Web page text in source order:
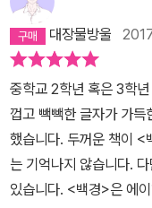
죽는다. 나는 지금 가장
타벅, 나는 이제 늙었네.
님! 고귀하신 분이여, 가
사나이가 울고 있습니다.
니다!”p910에이해브의
속시켜 '행동'이 가열되
지나고 바닷새와 지고 뜨
그 바닷속의 생명을 보
에 말려들어 파멸하는
을 읽은적은 있지만 이정
좋고 번역도 잘된 책이다
를 포기하지 않는 선장
는인간군상등의 욕망을
멸하는 인간을 표현하고
를 보장하는 작품이다
있다면몇번을 집어 던지
대장물방울
중학교 2학년 혹은 3학
껍고 빽빽한 글자가 가
했습니다. 두꺼운 책이 <
는 기억나지 않습니다.
있습니다. <백경>은 에